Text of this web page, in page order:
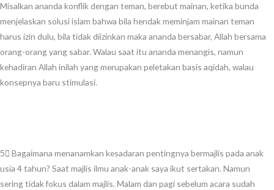
Misalkan ananda konflik dengan teman, berebut mainan, ketika bunda
menjelaskan solusi islam bahwa bila hendak meminjam mainan teman
harus izin dulu, bila tidak diizinkan maka ananda bersabar, Allah bersama
orang-orang yang sabar. Walau saat itu ananda menangis, namun
kehadiran Allah inilah yang merupakan peletakan basis aqidah, walau
konsepnya baru stimulasi.
5⃣ Bagaimana menanamkan kesadaran pentingnya bermajlis pada anak
usia 4 tahun? Saat majlis ilmu anak-anak saya ikut sertakan. Namun
sering tidak fokus dalam majlis. Malam dan pagi sebelum acara sudah